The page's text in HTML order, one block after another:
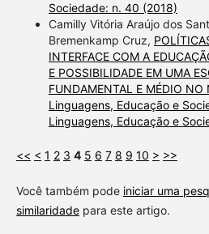
Sociedade: n. 40 (2018)
Camilly Vitória Araújo dos
Bremenkamp Cruz,
INTERFACE COM A
E POSSIBILIDADE EM UMA
FUNDAMENTAL E MÉDIO NO
Linguagens, Educação e
Linguagens, Educação e
<< < 1 2 3 4 5 6 7 8 9 10 > >>
Você também pode iniciar uma
similaridadepara este artigo.